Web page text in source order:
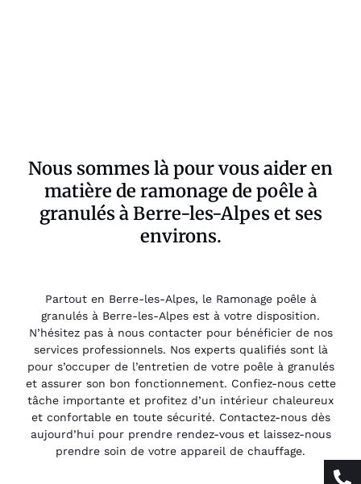
Nous sommes là pour vous aider en
matière de ramonage de poêle à
granulés à Berre-les-Alpes et ses
environs.
Partout en Berre-les-Alpes, le Ramonage poêle à
granulés à Berre-les-Alpes est à votre disposition.
N’hésitez pas à nous contacter pour bénéficier de nos
services professionnels. Nos experts qualifiés sont là
pour s’occuper de l’entretien de votre poêle à granulés
et assurer son bon fonctionnement. Confiez-nous cette
tâche importante et profitez d’un intérieur chaleureux
et confortable en toute sécurité. Contactez-nous dès
aujourd’hui pour prendre rendez-vous et laissez-nous
prendre soin de votre appareil de chauffage.